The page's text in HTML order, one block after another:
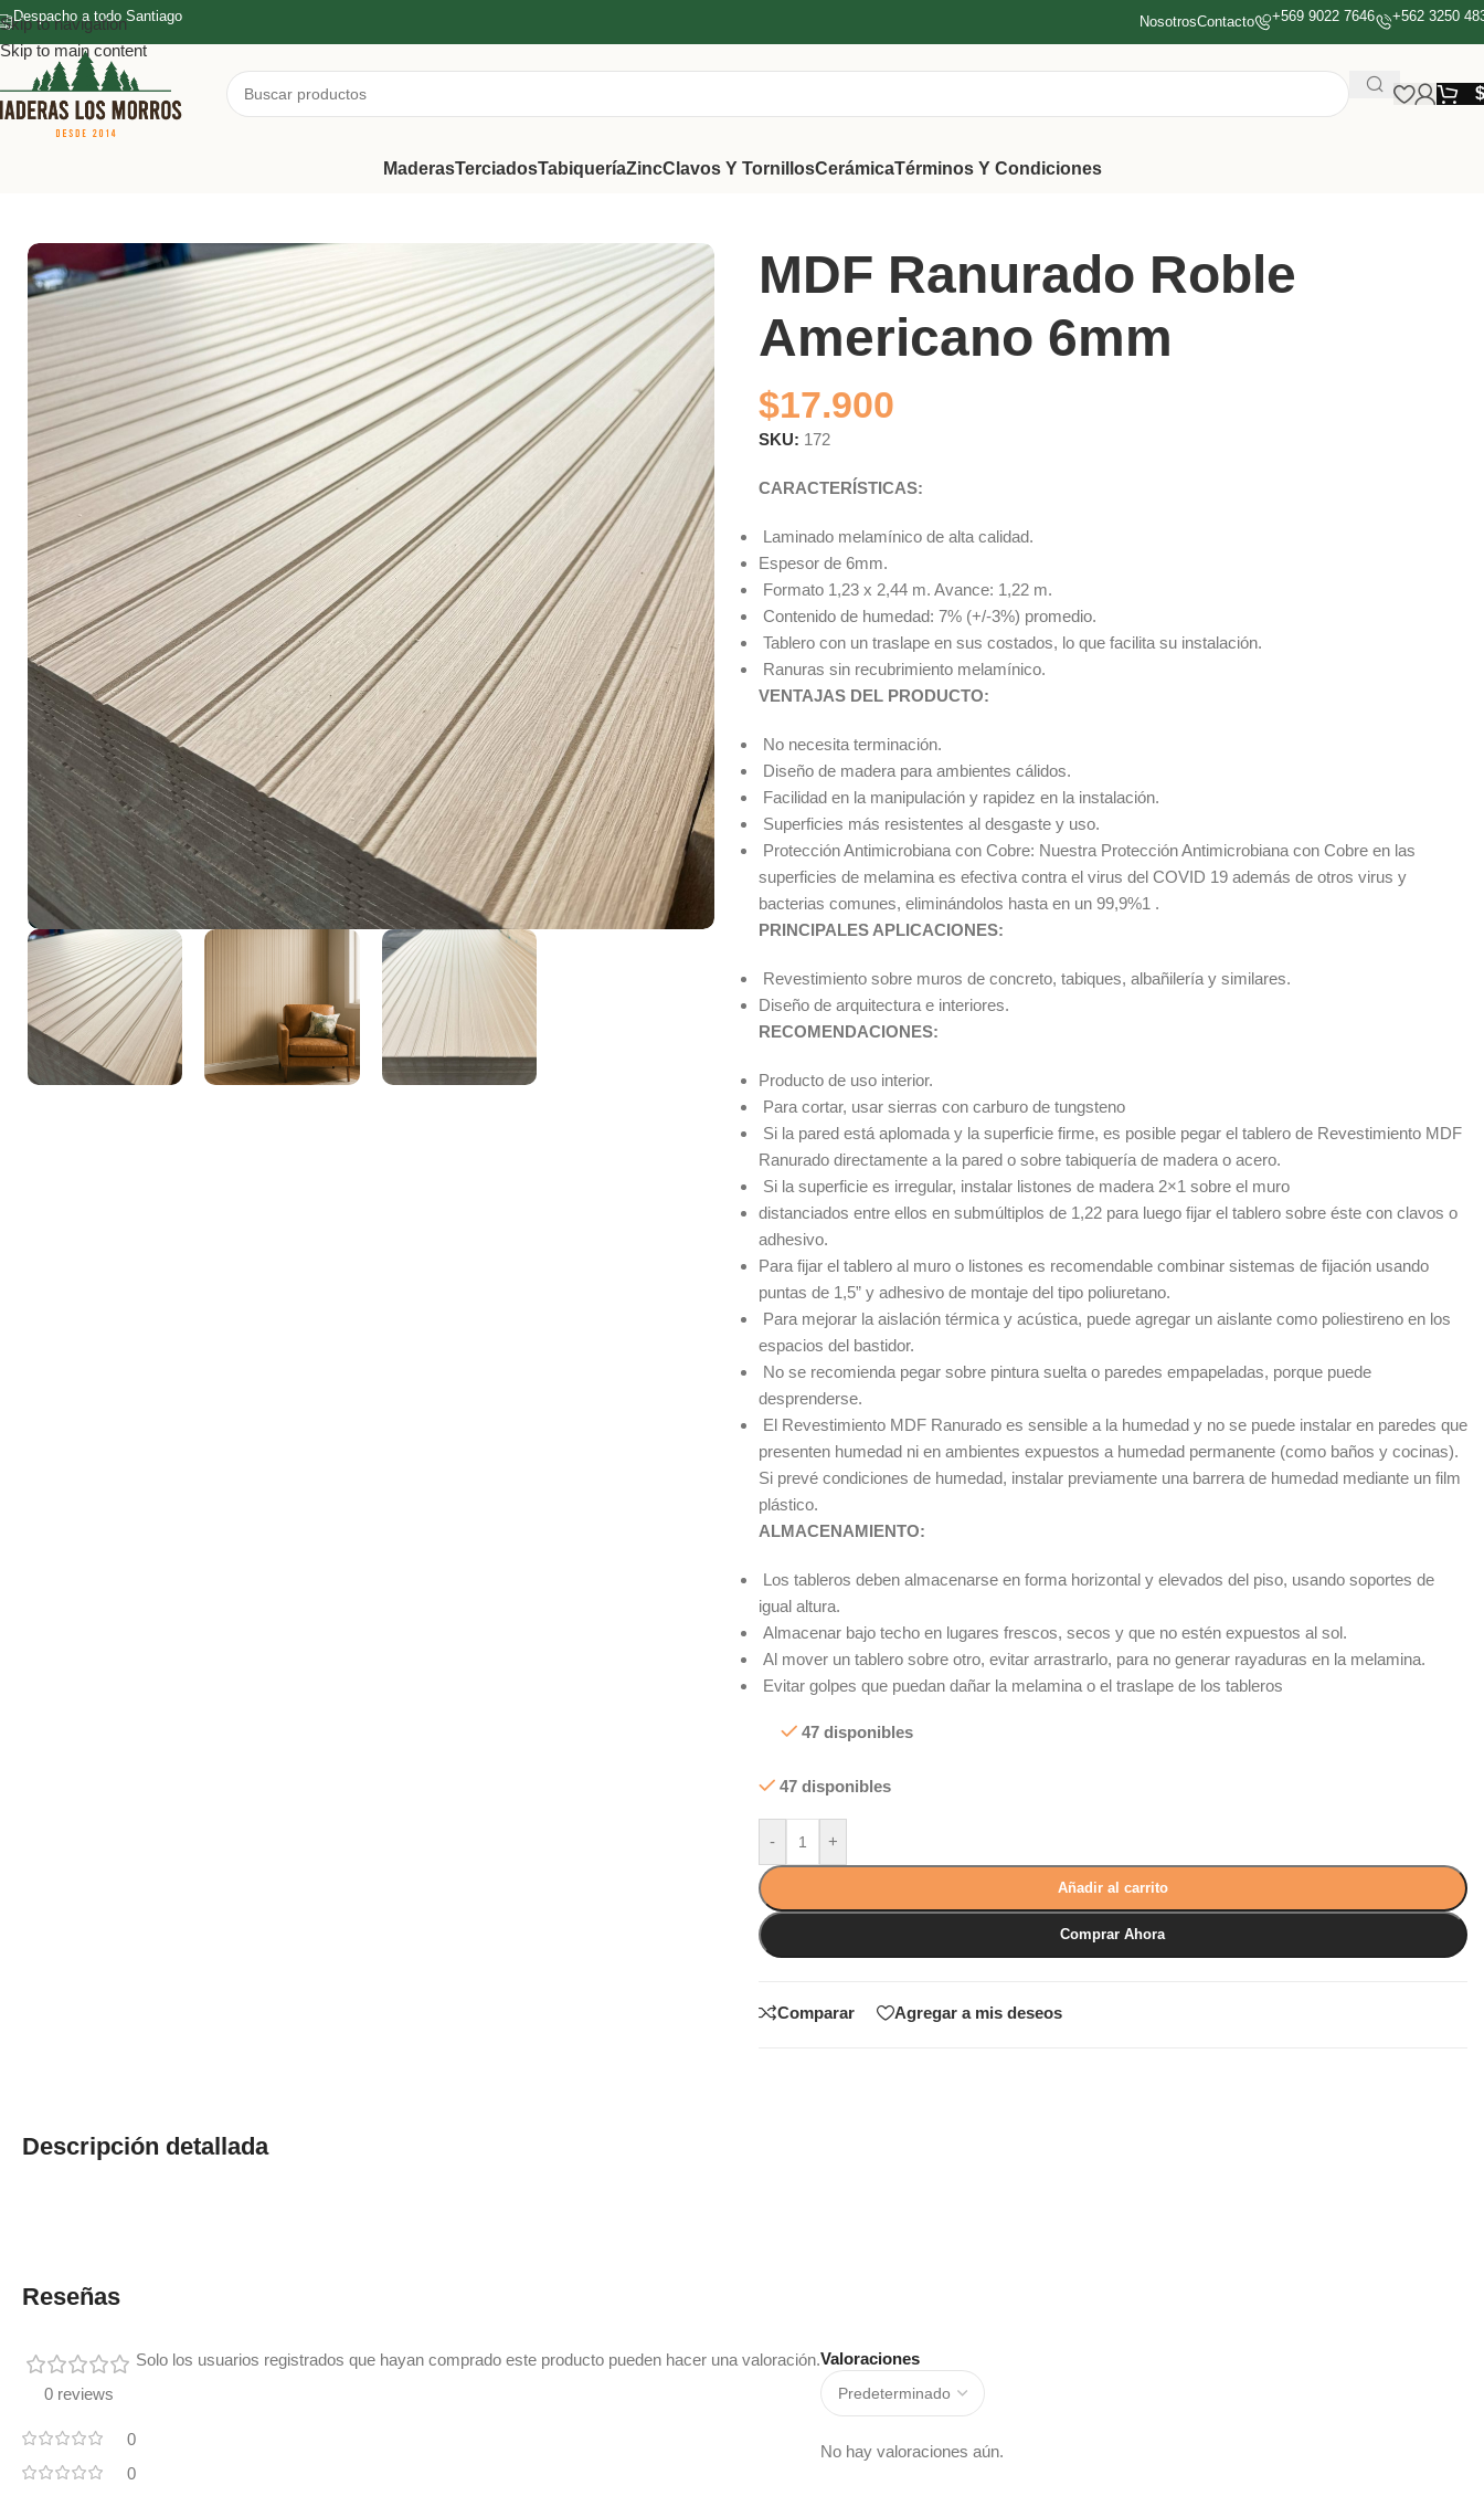
Skip to navigation
Skip to main content
Despacho a todo Santiago NosotrosContacto +569 9022 7646 +562 3250
$
MaderasTerciadosTabiqueríaZincClavos Y TornillosCerámicaTérminos Y Condiciones
MDF Ranurado Roble
Americano 6mm
$17.900
SKU: 172
CARACTERÍSTICAS:
Laminado melamínico de alta calidad.
Espesor de 6mm.
Formato 1,23 x 2,44 m. Avance: 1,22 m.
Contenido de humedad: 7% (+/-3%) promedio.
Tablero con un traslape en sus costados, lo que facilita su instalación.
Ranuras sin recubrimiento melamínico.
VENTAJAS DEL PRODUCTO:
No necesita terminación.
Diseño de madera para ambientes cálidos.
Facilidad en la manipulación y rapidez en la instalación.
Superficies más resistentes al desgaste y uso.
Protección Antimicrobiana con Cobre: Nuestra Protección Antimicrobiana con Cobre en las
superficies de melamina es efectiva contra el virus del COVID 19 además de otros virus y
bacterias comunes, eliminándolos hasta en un 99,9%1 .
PRINCIPALES APLICACIONES:
Revestimiento sobre muros de concreto, tabiques, albañilería y similares.
Diseño de arquitectura e interiores.
RECOMENDACIONES:
Producto de uso interior.
Para cortar, usar sierras con carburo de tungsteno
Si la pared está aplomada y la superficie firme, es posible pegar el tablero de Revestimiento MDF
Ranurado directamente a la pared o sobre tabiquería de madera o acero.
Si la superficie es irregular, instalar listones de madera 2×1 sobre el muro
distanciados entre ellos en submúltiplos de 1,22 para luego fijar el tablero sobre éste con clavos o
adhesivo.
Para fijar el tablero al muro o listones es recomendable combinar sistemas de fijación usando
puntas de 1,5” y adhesivo de montaje del tipo poliuretano.
Para mejorar la aislación térmica y acústica, puede agregar un aislante como poliestireno en los
espacios del bastidor.
No se recomienda pegar sobre pintura suelta o paredes empapeladas, porque puede
desprenderse.
El Revestimiento MDF Ranurado es sensible a la humedad y no se puede instalar en paredes que
presenten humedad ni en ambientes expuestos a humedad permanente (como baños y cocinas).
Si prevé condiciones de humedad, instalar previamente una barrera de humedad mediante un film
plástico.
ALMACENAMIENTO:
Los tableros deben almacenarse en forma horizontal y elevados del piso, usando soportes de
igual altura.
Almacenar bajo techo en lugares frescos, secos y que no estén expuestos al sol.
Al mover un tablero sobre otro, evitar arrastrarlo, para no generar rayaduras en la melamina.
Evitar golpes que puedan dañar la melamina o el traslape de los tableros
47 disponibles
47 disponibles
- +
Añadir al carrito
Comprar Ahora
Comparar Agregar a mis deseos
Descripción detallada
Reseñas
0 reviews
0
0
Valoraciones
No hay valoraciones aún.
Solo los usuarios registrados que hayan comprado este producto pueden hacer una valoración.